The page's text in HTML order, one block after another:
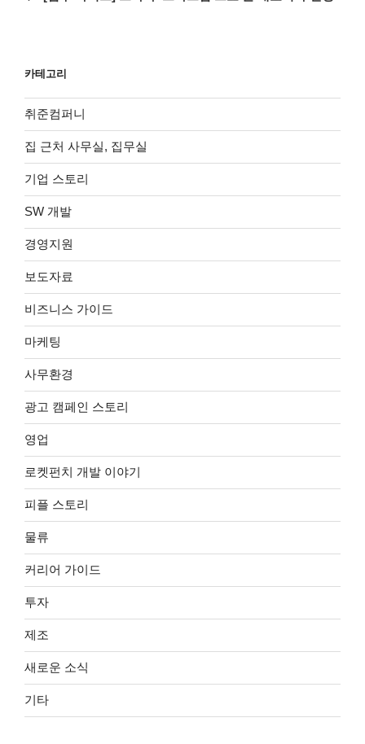
색
카테고리
취준컴퍼니
집 근처 사무실, 집무실
기업 스토리
SW 개발
경영지원
보도자료
비즈니스 가이드
마케팅
사무환경
광고 캠페인 스토리
영업
로켓펀치 개발 이야기
피플 스토리
물류
커리어 가이드
투자
제조
새로운 소식
기타